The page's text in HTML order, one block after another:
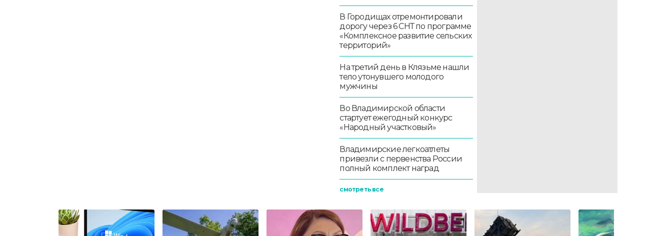
В Городищах отремонтировали
дорогу через 6 СНТ по программе
«Комплексное развитие сельских
территорий»
На третий день в Клязьме нашли
тело утонувшего молодого
мужчины
Во Владимирской области
стартует ежегодный конкурс
«Народный участковый»
Владимирские легкоатлеты
привезли с первенства России
полный комплект наград
смотреть все